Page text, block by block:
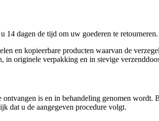
dagen de tijd om uw goederen te
en kopieerbare producten waarvan de
originele verpakking en in stevige
is en in behandeling genomen
dat u de aangegeven procedure volgt.